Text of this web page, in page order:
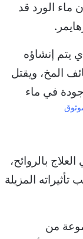
ماء الورد قد
يتم إنشاؤه
المخ، ويقتل
في ماء
بالروائح،
المزيلة
من